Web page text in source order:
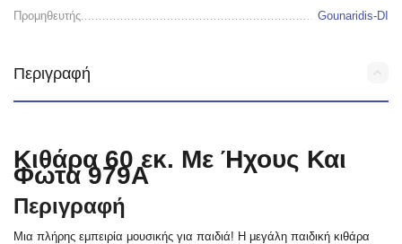
Προμηθευτής Gounaridis-DI
Περιγραφή
Κιθάρα 60 εκ. Με Ήχους Και
Φώτα 979A
Περιγραφή
Μια πλήρης εμπειρία μουσικής για παιδιά! Η μεγάλη παιδική κιθάρα